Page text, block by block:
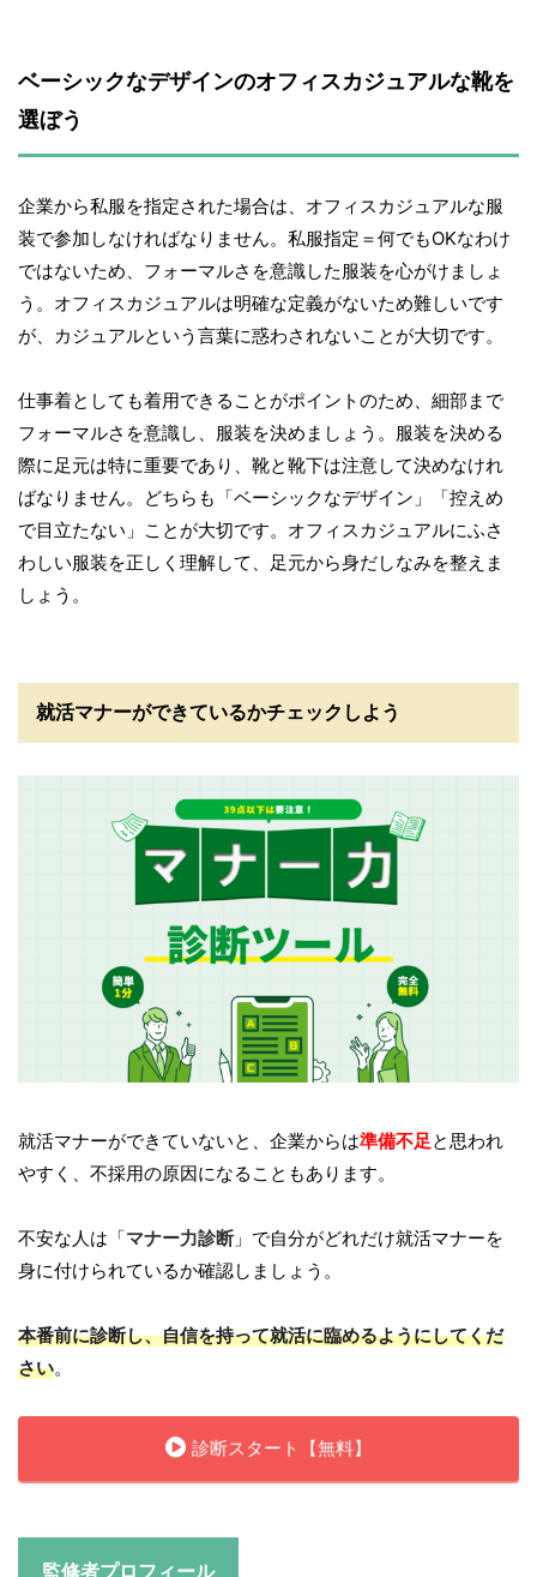
ベーシックなデザインのオフィスカジュアルな靴を
選ぼう
企業から私服を指定された場合は、オフィスカジュアルな服
装で参加しなければなりません。私服指定＝何でもOKなわけ
ではないため、フォーマルさを意識した服装を心がけましょ
う。オフィスカジュアルは明確な定義がないため難しいです
が、カジュアルという言葉に惑わされないことが大切です。
仕事着としても着用できることがポイントのため、細部まで
フォーマルさを意識し、服装を決めましょう。服装を決める
際に足元は特に重要であり、靴と靴下は注意して決めなけれ
ばなりません。どちらも「ベーシックなデザイン」「控えめ
で目立たない」ことが大切です。オフィスカジュアルにふさ
わしい服装を正しく理解して、足元から身だしなみを整えま
しょう。
就活マナーができているかチェックしよう
就活マナーができていないと、企業からは準備不足と思われ
やすく、不採用の原因になることもあります。
不安な人は「マナー力診断」で自分がどれだけ就活マナーを
身に付けられているか確認しましょう。
本番前に診断し、自信を持って就活に臨めるようにしてくだ
さい。
診断スタート【無料】
監修者プロフィール